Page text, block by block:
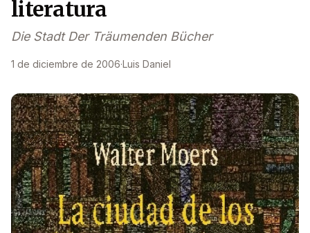
literatura
Die Stadt Der Träumenden Bücher
1 de diciembre de 2006·Luis Daniel